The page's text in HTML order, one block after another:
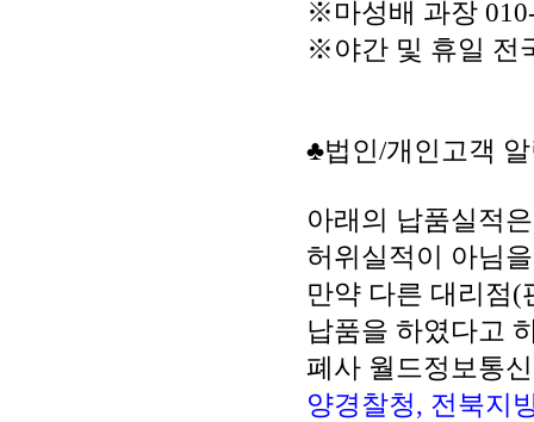
※마성배 과장
※야간 및 휴일 전
♣법인/개인고객
아래의 납품실적
허위실적이 아님
만약 다른 대리점
납품을 하였다고
폐사 월드정보통
양경찰청, 전북지